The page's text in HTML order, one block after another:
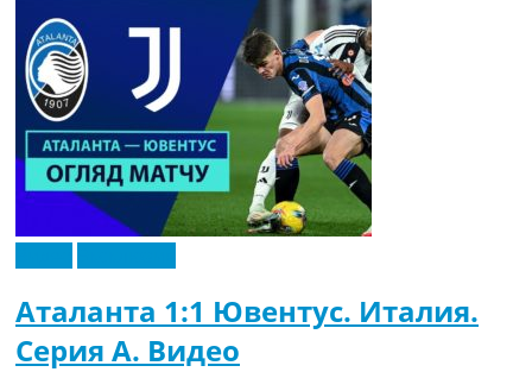
Аталанта 1:1 Ювентус. Италия.
Серия A. Видео